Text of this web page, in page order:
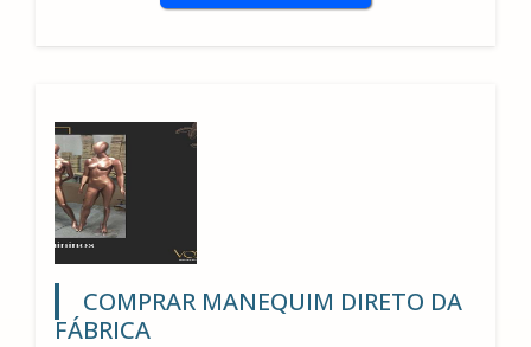
COMPRAR MANEQUIM DIRETO DA
FÁBRICA